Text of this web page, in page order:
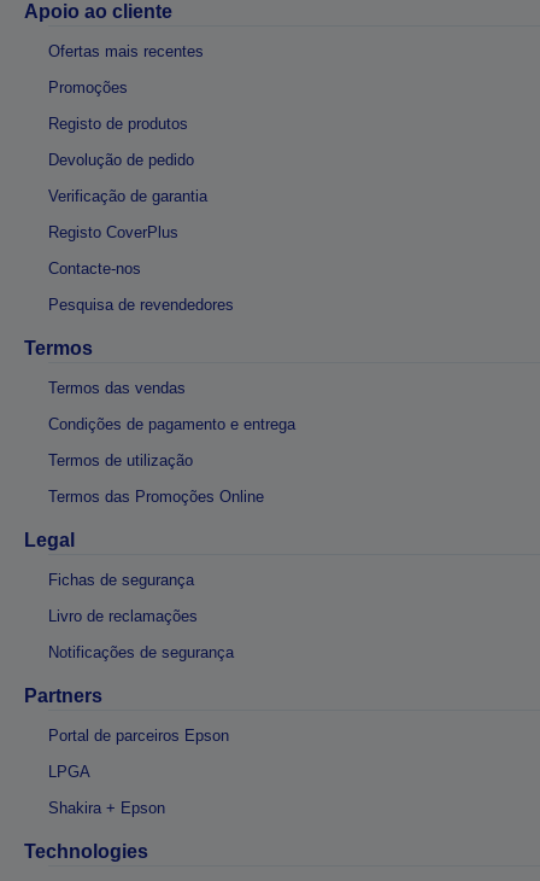
Apoio ao cliente
Ofertas mais recentes
Promoções
Registo de produtos
Devolução de pedido
Verificação de garantia
Registo CoverPlus
Contacte-nos
Pesquisa de revendedores
Termos
Termos das vendas
Condições de pagamento e entrega
Termos de utilização
Termos das Promoções Online
Legal
Fichas de segurança
Livro de reclamações
Notificações de segurança
Partners
Portal de parceiros Epson
LPGA
Shakira + Epson
Technologies